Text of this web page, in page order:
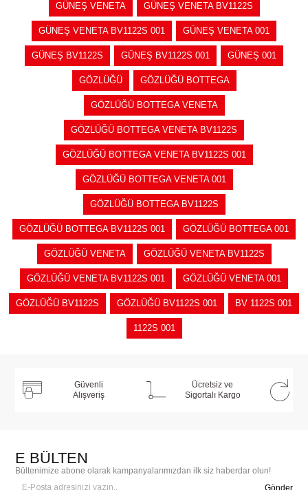
GÜNEŞ VENETA GÜNEŞ VENETA BV1122S
GÜNEŞ VENETA BV1122S 001 GÜNEŞ VENETA 001
GÜNEŞ BV1122S GÜNEŞ BV1122S 001 GÜNEŞ 001
GÖZLÜĞÜ GÖZLÜĞÜ BOTTEGA
GÖZLÜĞÜ BOTTEGA VENETA
GÖZLÜĞÜ BOTTEGA VENETA BV1122S
GÖZLÜĞÜ BOTTEGA VENETA BV1122S 001
GÖZLÜĞÜ BOTTEGA VENETA 001
GÖZLÜĞÜ BOTTEGA BV1122S
GÖZLÜĞÜ BOTTEGA BV1122S 001 GÖZLÜĞÜ BOTTEGA 001
GÖZLÜĞÜ VENETA GÖZLÜĞÜ VENETA BV1122S
GÖZLÜĞÜ VENETA BV1122S 001 GÖZLÜĞÜ VENETA 001
GÖZLÜĞÜ BV1122S GÖZLÜĞÜ BV1122S 001 BV 1122S 001
1122S 001
Güvenli
Alışveriş
Ücretsiz ve
Sigortalı Kargo
E BÜLTEN
Bültenimize abone olarak kampanyalarımızdan ilk siz haberdar olun!
Gönder